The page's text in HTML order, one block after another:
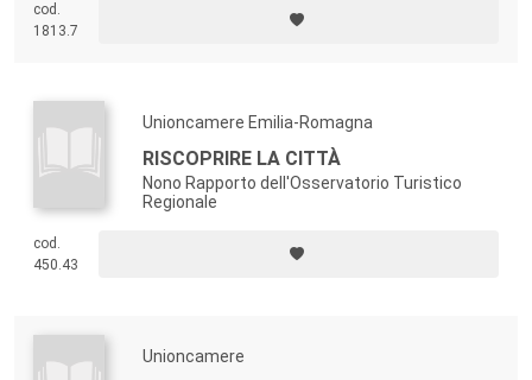
cod.
1813.7
Unioncamere Emilia-Romagna
RISCOPRIRE LA CITTÀ
Nono Rapporto dell'Osservatorio Turistico
Regionale
cod.
450.43
Unioncamere